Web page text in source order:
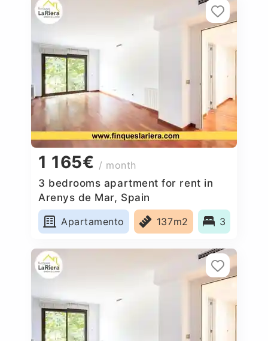
1 165€ / month
3 bedrooms apartment for rent in
Arenys de Mar, Spain
Apartamento
137m2 3